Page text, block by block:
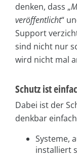
denken, dass „
veröffentlicht“
Support
sind nicht nur
wird nicht mal
Schutz ist
Dabei ist der
denkbar
Systeme,
installiert